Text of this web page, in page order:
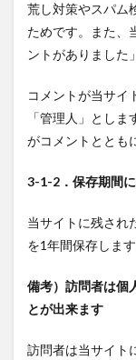
荒し対策やスパム
ためです。また、
ントがありました
コメントが当サイ
「管理人」とし
がコメントととも
3-1-2．保存期間
当サイトに残され
を1年間保存します
備考）訪問者は個
とが出来ます
訪問者は当サイト